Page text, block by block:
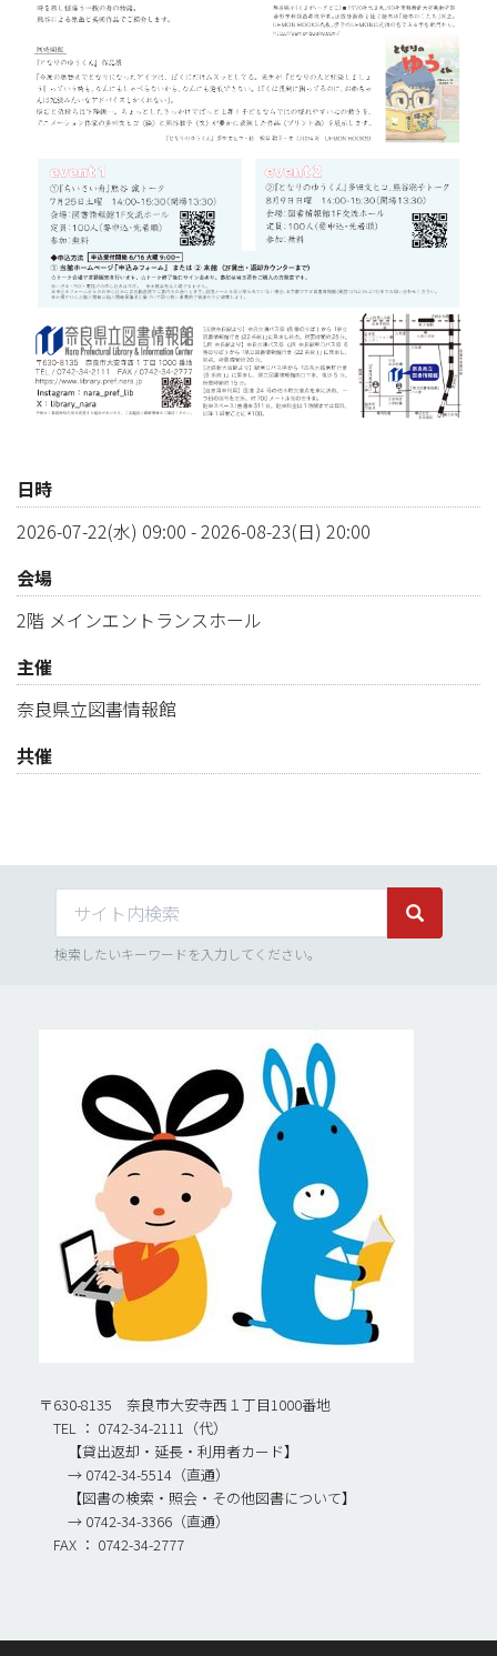
日時
2026-07-22(水) 09:00 -2026-08-23(日) 20:00
会場
2階 メインエントランスホール
主催
奈良県立図書情報館
共催
サイト内検索 サイト内
検索したいキーワードを入力してください。
〒630-8135 奈良市大安寺西１丁目1000番地
TEL ： 0742-34-2111（代）
【貸出返却・延長・利用者カード】
→ 0742-34-5514（直通）
【図書の検索・照会・その他図書について】
→ 0742-34-3366（直通）
FAX ： 0742-34-2777